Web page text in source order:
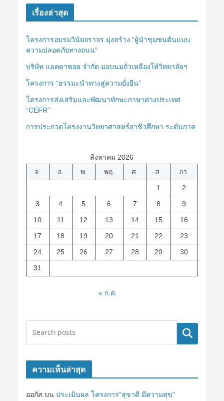
เรื่องล่าสุด
โครงการอบรมวินัยจราจร มุ่งสร้าง “ผู้นำชุมชนต้นแบบ
ความปลอดภัยทางถนน”
บริษัท แลคตาซอย จำกัด มอบนมถั่วเหลืองให้วิทยาลัยฯ
โครงการ “ธรรมะนำทางสู่ความยั่งยืน”
โครงการส่งเสริมและพัฒนาทักษะภาษาต่างประเทศ
“CEFR”
การประกวดโครงงานวิทยาศาสตร์อาชีวศึกษา ระดับภาค
สิงหาคม 2026
จ.
อ. พ. พฤ. ศ. ส.
อา.
1
2
3
4 5 6 7 8
9
10
11 12 13 14 15
16
17
18 19 20 21 22
23
24
25 26 27 28 29
30
31
« ก.ค.
ค้นหา
ความเห็นล่าสุด
ออกัส บน ประเมินผล โครงการ”สุขาดี มีความสุข”